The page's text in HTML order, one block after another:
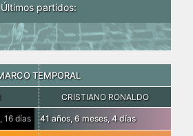
Últimos partidos:
TEMPORAL
CRISTIANO RONALDO
16 días 41 años, 6 meses, 4 días